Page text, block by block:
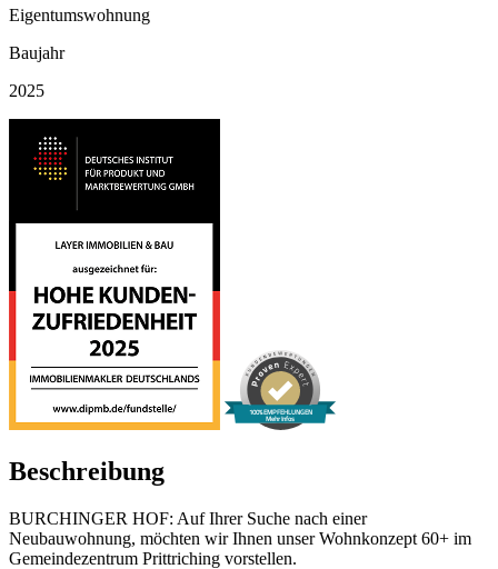
Eigentumswohnung
Baujahr
2025
100% EMPFEHLUNGEN
Mehr Infos
Beschreibung
BURCHINGER HOF: Auf Ihrer Suche nach einer
Neubauwohnung, möchten wir Ihnen unser Wohnkonzept 60+ im
Gemeindezentrum Prittriching vorstellen.